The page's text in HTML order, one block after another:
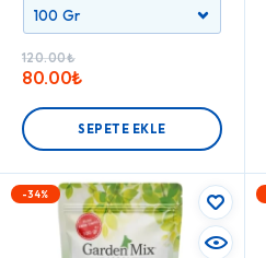
120.00₺
80.00₺
SEPETE EKLE
-34%